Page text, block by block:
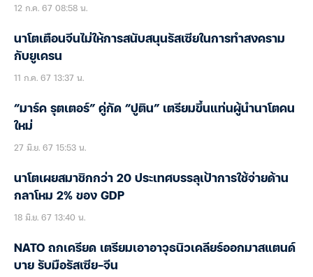
12 ก.ค. 67 08:58 น.
นาโตเตือนจีนไม่ให้การสนับสนุนรัสเซียในการทำสงคราม
กับยูเครน
11 ก.ค. 67 13:37 น.
“มาร์ค รุตเตอร์” คู่กัด “ปูติน” เตรียมขึ้นแท่นผู้นำนาโตคน
ใหม่
27 มิ.ย. 67 15:53 น.
นาโตเผยสมาชิกกว่า 20 ประเทศบรรลุเป้าการใช้จ่ายด้าน
กลาโหม 2% ของ GDP
18 มิ.ย. 67 13:40 น.
NATO ถกเครียด เตรียมเอาอาวุธนิวเคลียร์ออกมาสแตนด์
บาย รับมือรัสเซีย-จีน